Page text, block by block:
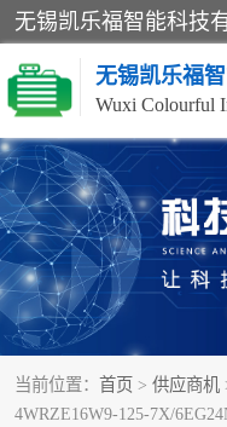
无锡凯乐福
当前位置： 首页 > 供应商机
4WRZE16W9-125-7X/
齿轮泵
风冷式油冷却器
液压马达
柱塞泵